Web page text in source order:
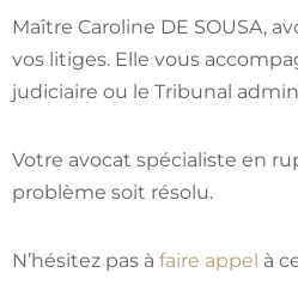
Maître Caroline DE SOUSA,
vos litiges. Elle vous
judiciaire ou le Tribunal
Votre avocat spécialiste en
problème soit résolu.
N’hésitez pas à faire appel à